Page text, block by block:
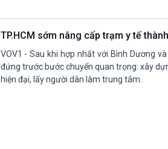
TP.HCM sớm nâng cấp trạm y tế
VOV1 - Sau khi hợp nhất với Bình Dương
đứng trước bước chuyển quan trọng: xây
hiện đại, lấy người dân làm trung tâm.